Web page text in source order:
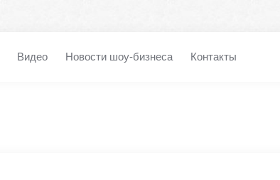
Видео Новости шоу-бизнеса Контакты